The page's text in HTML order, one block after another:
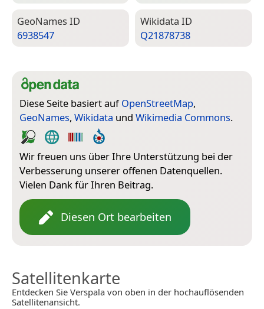
Geo­Names ID
6938547
Wiki­data ID
Q21878738
Diese Seite basiert aufOpenStreetMap,
GeoNames, Wikidata und Wikimedia Commons.
Wir freuen uns über Ihre Unterstützung bei der
Verbesserung unserer offenen Datenquellen.
Vielen Dank für Ihren Beitrag.
Diesen Ort bearbeiten
Satellitenkarte
Entdecken Sie Verspala von oben in der hochauflösenden
Satellitenansicht.